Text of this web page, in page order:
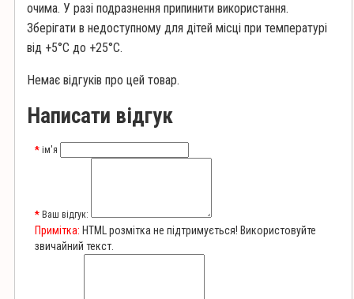
очима. У разі подразнення припинити використання.
Зберігати в недоступному для дітей місці при температурі
від +5°C до +25°C.
Немає відгуків про цей товар.
Написати відгук
ім'я
Ваш відгук:
Примітка: HTML розмітка не підтримується! Використовуйте
звичайний текст.